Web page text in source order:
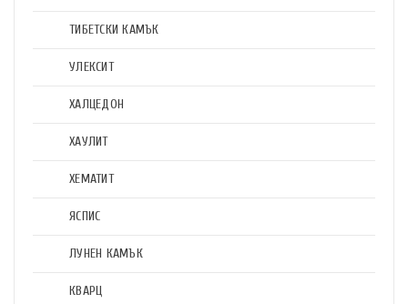
ТИБЕТСКИ КАМЪК
УЛЕКСИТ
ХАЛЦЕДОН
ХАУЛИТ
ХЕМАТИТ
ЯСПИС
ЛУНЕН КАМЪК
КВАРЦ